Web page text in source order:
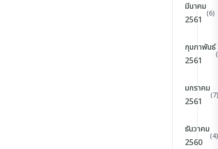
มีนาคม
2561
(6)
กุมภาพันธ์
2561
มกราคม
2561
(7)
ธันวาคม
2560
(4)